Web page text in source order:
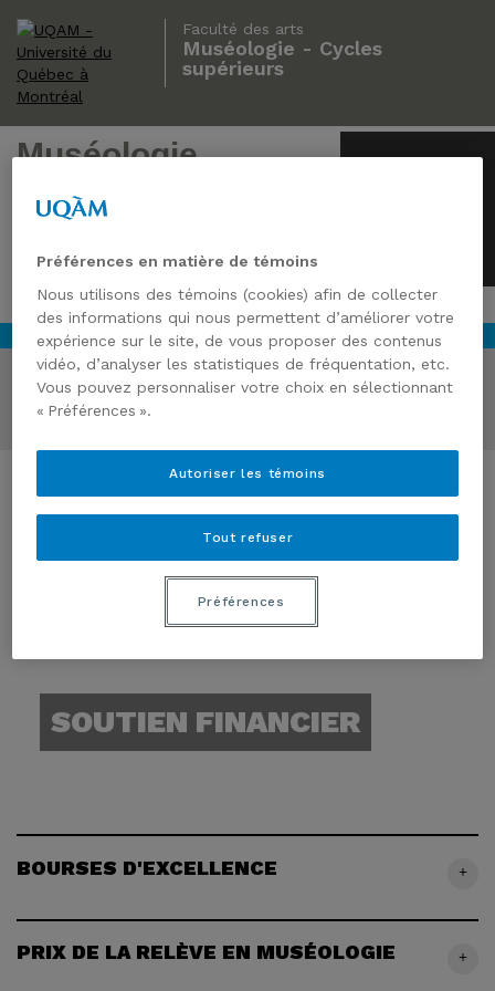
Faculté des arts
Muséologie - Cycles
supérieurs
Muséologie
Cycles supérieurs
Bourses d'excellence
SOUTIEN FINANCIER
BOURSES D'EXCELLENCE +
PRIX DE LA RELÈVE EN MUSÉOLOGIE +
Préférences en matière de témoins
Nous utilisons des témoins (cookies) afin de collecter
des informations qui nous permettent d’améliorer votre
expérience sur le site, de vous proposer des contenus
vidéo, d’analyser les statistiques de fréquentation, etc.
Vous pouvez personnaliser votre choix en sélectionnant
« Préférences ».
Tout refuser
Autoriser les témoins
Préférences